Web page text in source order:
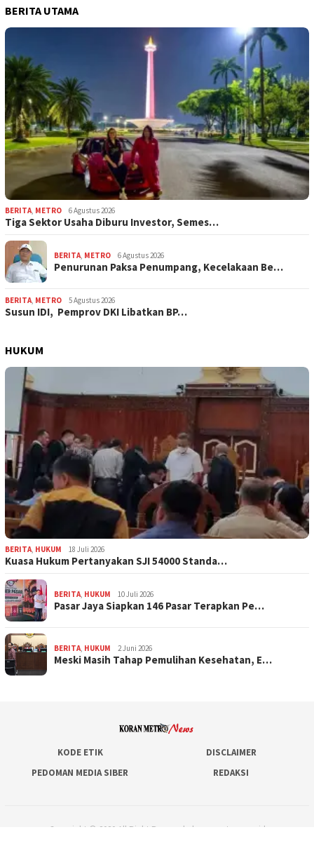
BERITA UTAMA
BERITA METRO 6 Agustus 2026
Tiga Sektor Usaha Diburu Investor, Semes…
BERITA METRO 6 Agustus 2026
Penurunan Paksa Penumpang, Kecelakaan Be…
BERITA METRO 5 Agustus 2026
Susun IDI, Pemprov DKI Libatkan BP…
HUKUM
BERITA, HUKUM 18 Juli 2026
Kuasa Hukum Pertanyakan SJI 54000 Standa…
BERITA, HUKUM 10 Juli 2026
Pasar Jaya Siapkan 146 Pasar Terapkan Pe…
BERITA, HUKUM 2 Juni 2026
Meski Masih Tahap Pemulihan Kesehatan, E…
KODE ETIK
DISCLAIMER
PEDOMAN MEDIA SIBER
REDAKSI
Copyright © 2020 All Right Reserved - koranmetronews.id